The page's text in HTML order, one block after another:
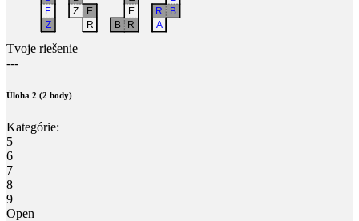
Tvoje riešenie
---
Úloha 2 (2 body)
Kategórie:
5
6
7
8
9
Open